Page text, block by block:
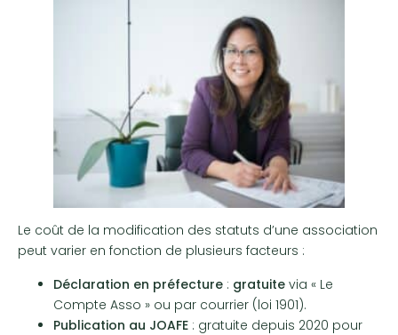
Le coût de la modification des statuts d’une association
peut varier en fonction de plusieurs facteurs :
Déclaration en préfecture : gratuite via « Le
Compte Asso » ou par courrier (loi 1901).
Publication au JOAFE : gratuite depuis 2020 pour